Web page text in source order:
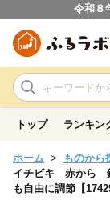
令和８
トップ ランキン
ホーム ものから
イチビキ 赤から
も自由に調節【